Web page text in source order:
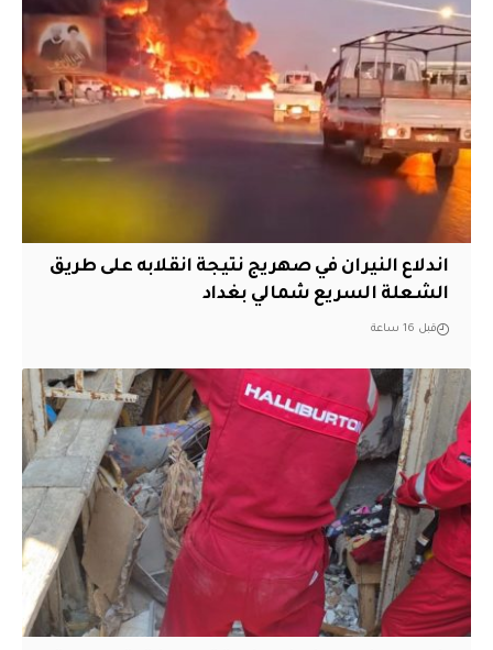
اندلاع النيران في صهريج نتيجة انقلابه على طريق
الشعلة السريع شمالي بغداد
قبل 16 ساعة